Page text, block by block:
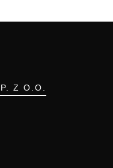
Z O.O.